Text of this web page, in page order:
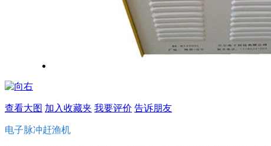
查看大图 加入收藏夹 我要评价 告诉朋友
电子脉冲赶渔机